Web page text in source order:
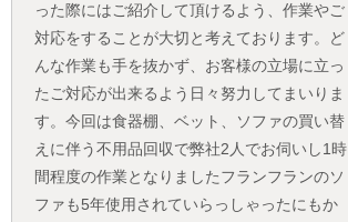
った際にはご紹介して頂けるよう、作業やご
対応をすることが大切と考えております。ど
んな作業も手を抜かず、お客様の立場に立っ
たご対応が出来るよう日々努力してまいりま
す。今回は食器棚、ベット、ソファの買い替
えに伴う不用品回収で弊社2人でお伺いし1時
間程度の作業となりましたフランフランのソ
ファも5年使用されていらっしゃったにもか